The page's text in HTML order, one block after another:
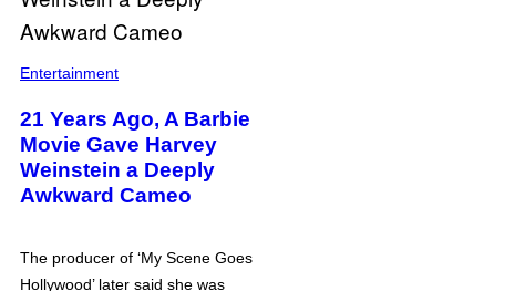
Entertainment
21 Years Ago, A Barbie
Movie Gave Harvey
Weinstein a Deeply
Awkward Cameo
The producer of ‘My Scene Goes
Hollywood’ later said she was